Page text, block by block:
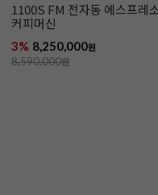
1100S FM 전자동 에스프레
커피머신
3% 8,250,000원
8,590,000원